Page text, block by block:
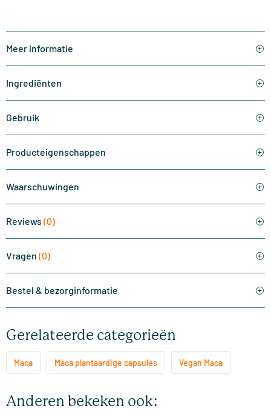
Meer informatie
Ingrediënten
Gebruik
Producteigenschappen
Waarschuwingen
Reviews (0)
Vragen (0)
Bestel & bezorginformatie
Gerelateerde categorieën
Maca Maca plantaardige capsules Vegan Maca
Anderen bekeken ook: